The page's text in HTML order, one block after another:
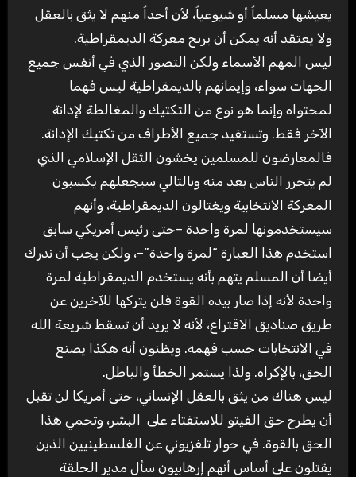
يعيشها مسلماً أو شيوعياً، لأن أحداً منهم لا يثق بالعقل
ولا يعتقد أنه يمكن أن يربح معركة الديمقراطية.
ليس المهم الأسماء ولكن التصور الذي في أنفس جميع
الجهات سواء، وإيمانهم بالديمقراطية ليس فهما
لمحتواه وإنما هو نوع من التكتيك والمغالطة لإدانة
الآخر فقط. وتستفيد جميع الأطراف من تكتيك الإدانة.
فالمعارضون للمسلمين يخشون الثقل الإسلامي الذي
لم يتحرر الناس بعد منه وبالتالي سيجعلهم يكسبون
المعركة الانتخابية ويغتالون الديمقراطية، وأنهم
سيستخدمونها لمرة واحدة –حتى رئيس أمريكي سابق
استخدم هذا العبارة “لمرة واحدة”–، ولكن يجب أن ندرك
أيضا أن المسلم يتهم بأنه يستخدم الديمقراطية لمرة
واحدة لأنه إذا صار بيده القوة فلن يتركها للآخرين عن
طريق صناديق الاقتراع، لأنه لا يريد أن تسقط شريعة الله
في الانتخابات حسب فهمه. ويظنون أنه هكذا يصنع
الحق، بالإكراه. ولذا يستمر الخطأ والباطل.
ليس هناك من يثق بالعقل الإنساني، حتى أمريكا لن تقبل
أن يطرح حق الفيتو للاستفتاء على البشر، وتحمي هذا
الحق بالقوة. في حوار تلفزيوني عن الفلسطينيين الذين
يقتلون على أساس أنهم إرهابيون سأل مدير الحلقة